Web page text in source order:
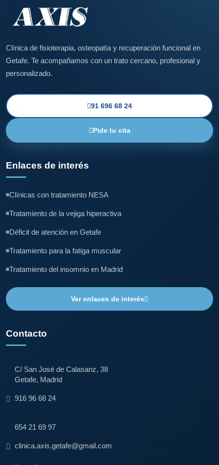
Clínica de fisioterapia, osteopatía y recuperación funcional en
Getafe. Te acompañamos con un trato cercano, profesional y
personalizado.
91 696 68 24
Pide tu cita
Enlaces de interés
Clínicas con tratamiento NESA
Tratamiento de la vejiga hiperactiva
Déficit de atención en Getafe
Tratamiento para la fatiga muscular
Tratamiento del insomnio en Madrid
Ver enlaces de interés
Contacto
C/ San José de Calasanz, 38
Getafe, Madrid
916 96 68 24
654 21 69 97
clinica.axis.getafe@gmail.com